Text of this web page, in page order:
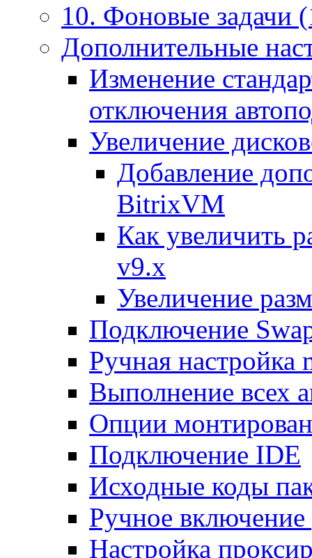
10. Фоновые задачи
Дополнительные
Изменение
отключения
Увеличение
Добавление
BitrixVM
Как увеличить
v9.x
Увеличение
Подключение
Ручная настройка
Выполнение всех
Опции
Подключение IDE
Исходные коды
Ручное
Настройка